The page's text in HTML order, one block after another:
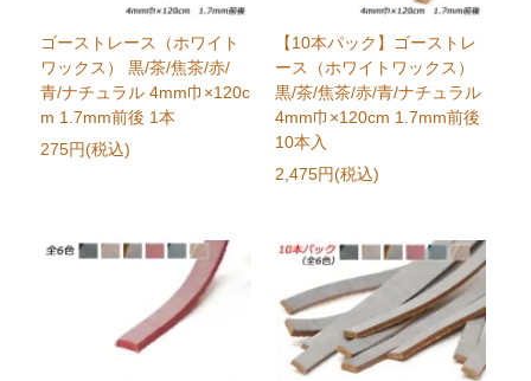
ゴーストレース（ホワイト
ワックス） 黒/茶/焦茶/赤/
青/ナチュラル 4mm巾×120c
m 1.7mm前後 1本
275円(税込)
【10本パック】ゴーストレ
ース（ホワイトワックス）
黒/茶/焦茶/赤/青/ナチュラル
4mm巾×120cm 1.7mm前後
10本入
2,475円(税込)